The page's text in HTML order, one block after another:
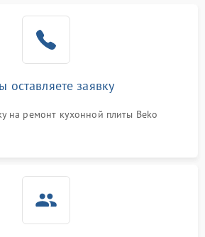
оставляете заявку
на ремонт кухонной плиты Beko